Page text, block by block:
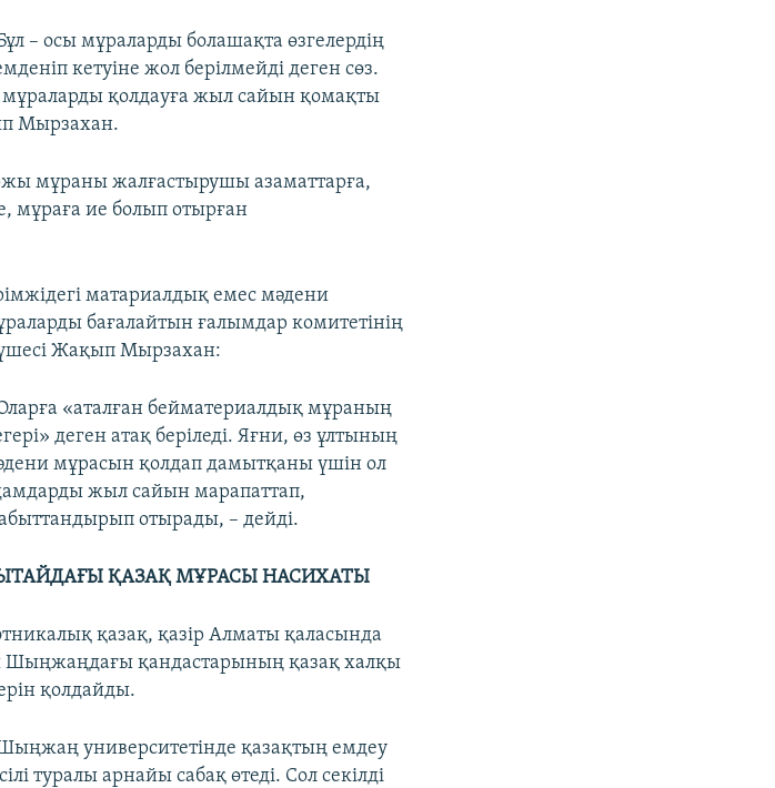
– осы мұраларды болашақта өзгелердің
кетуіне жол берілмейді деген сөз.
мұраларды қолдауға жыл сайын қомақты
Мырзахан.
мұраны жалғастырушы азаматтарға,
мұраға ие болып отырған
матариалдық емес мәдени
бағалайтын ғалымдар комитетінің
Жақып Мырзахан:
«аталған бейматериалдық мұраның
деген атақ беріледі. Яғни, өз ұлтының
мұрасын қолдап дамытқаны үшін ол
жыл сайын марапаттап,
отырады, – дейді.
ҚАЗАҚ МҰРАСЫ НАСИХАТЫ
қазақ, қазір Алматы қаласында
Шыңжаңдағы қандастарының қазақ халқы
қолдайды.
университетінде қазақтың емдеу
туралы арнайы сабақ өтеді. Сол секілді